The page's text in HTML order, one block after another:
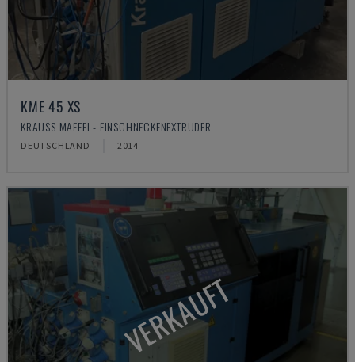
KME 45 XS
KRAUSS MAFFEI - EINSCHNECKENEXTRUDER
DEUTSCHLAND 2014
VERKAUFT